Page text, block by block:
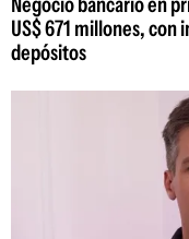
US$ 671 millones, con
depósitos